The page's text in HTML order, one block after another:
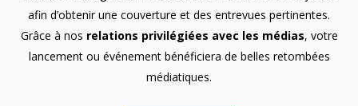
afin d’obtenir une couverture et des entrevues pertinentes.
Grâce à nos relations privilégiées avec les médias, votre
lancement ou événement bénéficiera de belles retombées
médiatiques.